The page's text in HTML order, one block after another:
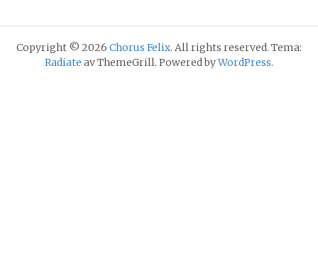
Copyright © 2026 Chorus Felix. All rights reserved. Tema:
Radiate av ThemeGrill. Powered byWordPress.